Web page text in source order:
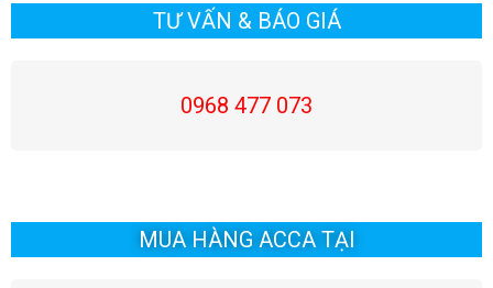
viết
viết
TƯ VẤN & BÁO GIÁ
0968 477 073
MUA HÀNG ACCA TẠI